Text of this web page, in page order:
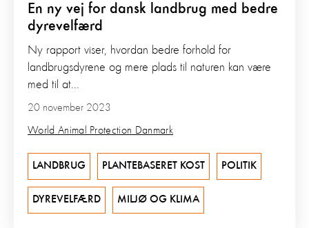
En ny vej for dansk landbrug med bedre
dyrevelfærd
20 november 2023
World Animal Protection Danmark
Ny rapport viser, hvordan bedre forhold for
landbrugsdyrene og mere plads til naturen kan være
med til at...
LANDBRUG PLANTEBASERET KOST POLITIK
DYREVELFÆRD MILJØ OG KLIMA